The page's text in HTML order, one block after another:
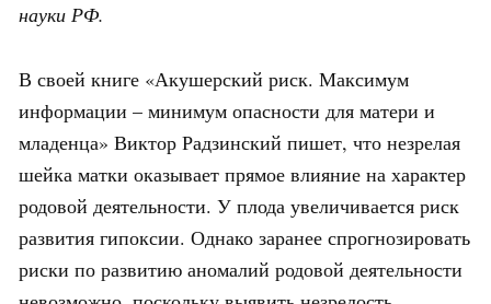
науки РФ.
В своей книге «Акушерский риск. Максимум
информации – минимум опасности для матери и
младенца» Виктор Радзинский пишет, что незрелая
шейка матки оказывает прямое влияние на характер
родовой деятельности. У плода увеличивается риск
развития гипоксии. Однако заранее спрогнозировать
риски по развитию аномалий родовой деятельности